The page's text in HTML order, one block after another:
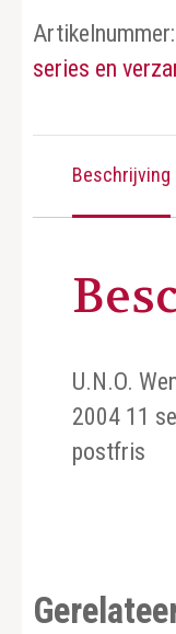
Artikelnummer:
series en
Beschrijving
U.N.O.
2004 11
postfris